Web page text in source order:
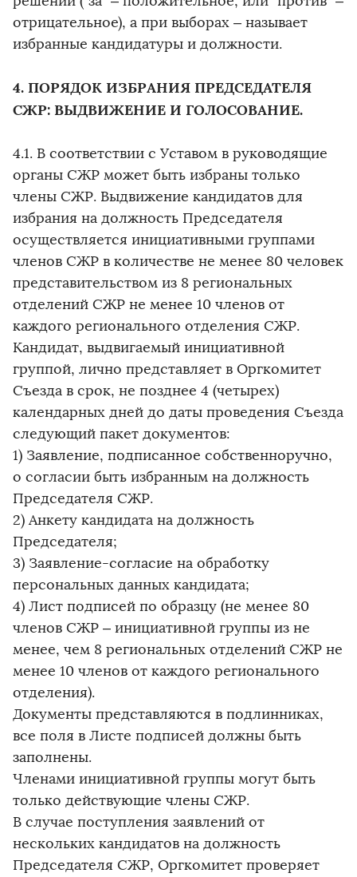
отрицательное), а при выборах – называет
избранные кандидатуры и должности.
4. ПОРЯДОК ИЗБРАНИЯ ПРЕДСЕДАТЕЛЯ
СЖР: ВЫДВИЖЕНИЕ И ГОЛОСОВАНИЕ.
4.1. В соответствии с Уставом в руководящие
органы СЖР может быть избраны только
члены СЖР. Выдвижение кандидатов для
избрания на должность Председателя
осуществляется инициативными группами
членов СЖР в количестве не менее 80 человек
представительством из 8 региональных
отделений СЖР не менее 10 членов от
каждого регионального отделения СЖР.
Кандидат, выдвигаемый инициативной
группой, лично представляет в Оргкомитет
Съезда в срок, не позднее 4 (четырех)
календарных дней до даты проведения Съезда
следующий пакет документов:
1) Заявление, подписанное собственноручно,
о согласии быть избранным на должность
Председателя СЖР.
2) Анкету кандидата на должность
Председателя;
3) Заявление-согласие на обработку
персональных данных кандидата;
4) Лист подписей по образцу (не менее 80
членов СЖР – инициативной группы из не
менее, чем 8 региональных отделений СЖР не
менее 10 членов от каждого регионального
отделения).
Документы представляются в подлинниках,
все поля в Листе подписей должны быть
заполнены.
Членами инициативной группы могут быть
только действующие члены СЖР.
В случае поступления заявлений от
нескольких кандидатов на должность
Председателя СЖР, Оргкомитет проверяет